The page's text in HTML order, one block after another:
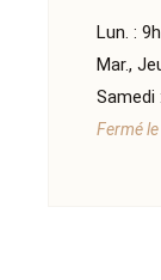
Lun. :
Mar.,
Samedi
Fermé